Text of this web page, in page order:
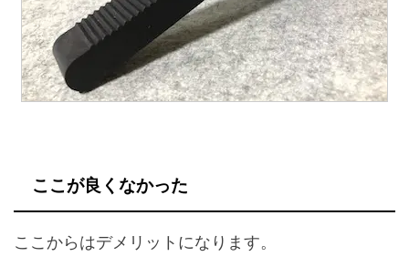
ここが良くなかった
ここからはデメリットになります。